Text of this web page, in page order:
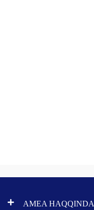
AMEA HAQQINDA